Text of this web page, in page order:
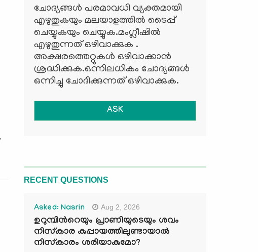
ചോദ്യങ്ങള്‍ പരമാവധി വ്യക്തമായി
എഴുതുകയും മലയാളത്തില്‍ ടൈപ്പ്
ചെയ്യുകയും ചെയ്യുക.മംഗ്ലീഷില്‍
എഴുതുന്നത് ഒഴിവാക്കുക .
അക്ഷരത്തെറ്റുകള്‍ ഒഴിവാക്കാന്‍
ശ്രദ്ധിക്കുക.ഒന്നിലധികം ചോദ്യങ്ങള്‍
ഒന്നിച്ചു ചോദിക്കുന്നത് ഒഴിവാക്കുക.
ASK
RECENT QUESTIONS
Asked: Nasrin Aug 2, 2026
ഉറുമ്പിന്‍റെയും പ്രാണിയുടെയും ശവം
നിസ്കാര കുപ്പായത്തിലുണ്ടായാൽ
നിസ്കാരം ശരിയാകുമോ?